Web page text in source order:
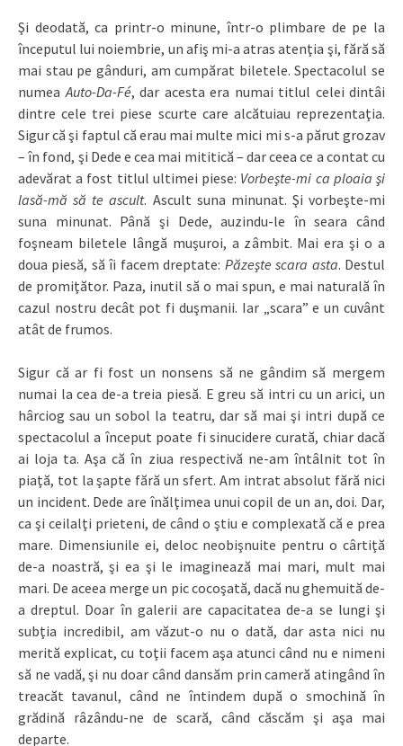
Şi deodată, ca printr-o minune, într-o plimbare de pe la
începutul lui noiembrie, un afiş mi-a atras atenţia şi, fără să
mai stau pe gânduri, am cumpărat biletele. Spectacolul se
numea Auto-Da-Fé, dar acesta era numai titlul celei dintâi
dintre cele trei piese scurte care alcătuiau reprezentaţia.
Sigur că şi faptul că erau mai multe mici mi s-a părut grozav
– în fond, şi Dede e cea mai mititică – dar ceea ce a contat cu
adevărat a fost titlul ultimei piese: Vorbeşte-mi ca ploaia şi
lasă-mă să te ascult. Ascult suna minunat. Şi vorbeşte-mi
suna minunat. Până şi Dede, auzindu-le în seara când
foşneam biletele lângă muşuroi, a zâmbit. Mai era şi o a
doua piesă, să îi facem dreptate: Păzeşte scara asta. Destul
de promiţător. Paza, inutil să o mai spun, e mai naturală în
cazul nostru decât pot fi duşmanii. Iar „scara” e un cuvânt
atât de frumos.
Sigur că ar fi fost un nonsens să ne gândim să mergem
numai la cea de-a treia piesă. E greu să intri cu un arici, un
hârciog sau un sobol la teatru, dar să mai şi intri după ce
spectacolul a început poate fi sinucidere curată, chiar dacă
ai loja ta. Aşa că în ziua respectivă ne-am întâlnit tot în
piaţă, tot la şapte fără un sfert. Am intrat absolut fără nici
un incident. Dede are înălţimea unui copil de un an, doi. Dar,
ca şi ceilalţi prieteni, de când o ştiu e complexată că e prea
mare. Dimensiunile ei, deloc neobişnuite pentru o cârtiţă
de-a noastră, şi ea şi le imaginează mai mari, mult mai
mari. De aceea merge un pic cocoşată, dacă nu ghemuită de-
a dreptul. Doar în galerii are capacitatea de-a se lungi şi
subţia incredibil, am văzut-o nu o dată, dar asta nici nu
merită explicat, cu toţii facem aşa atunci când nu e nimeni
să ne vadă, şi nu doar când dansăm prin cameră atingând în
treacăt tavanul, când ne întindem după o smochină în
grădină râzându-ne de scară, când căscăm şi aşa mai
departe.